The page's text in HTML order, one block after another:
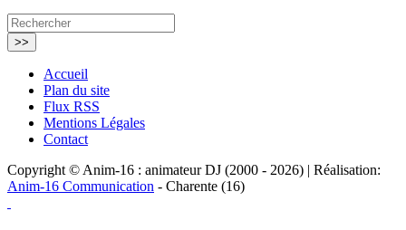
Accueil
Plan du site
Flux RSS
Mentions Légales
Contact
Copyright © Anim-16 : animateur DJ (2000 - 2026) | Réalisation:
Anim-16 Communication - Charente (16)